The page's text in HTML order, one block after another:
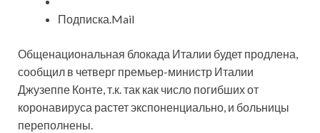
Подписка.Mail
Общенациональная блокада Италии будет продлена,
сообщил в четверг премьер-министр Италии
Джузеппе Конте, т.к. так как число погибших от
коронавируса растет экспоненциально, и больницы
переполнены.